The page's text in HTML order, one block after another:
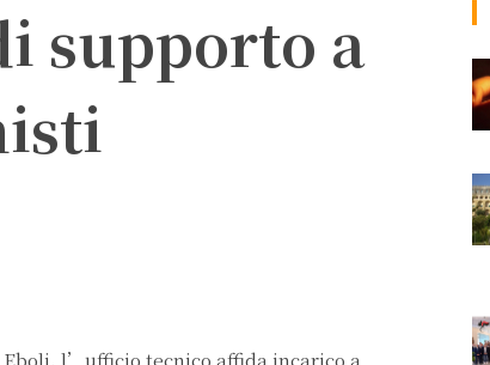
supporto a
l’ufficio tecnico affida incarico a